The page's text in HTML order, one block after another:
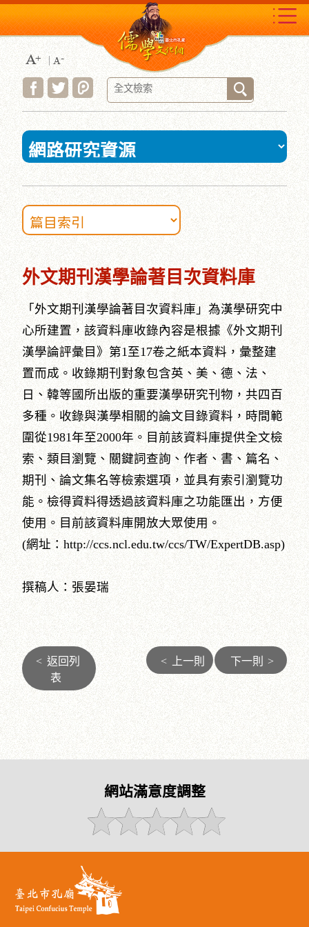
到
主
要
內
容
區
塊
:::
外文期刊漢學論著目次資料庫
「外文期刊漢學論著目次資料庫」為漢學研究中
心所建置，該資料庫收錄內容是根據《外文期刊
漢學論評彙目》第1至17卷之紙本資料，彙整建
置而成。收錄期刊對象包含英、美、德、法、
日、韓等國所出版的重要漢學研究刊物，共四百
多種。收錄與漢學相關的論文目錄資料，時間範
圍從1981年至2000年。目前該資料庫提供全文檢
索、類目瀏覽、關鍵詞查詢、作者、書、篇名、
期刊、論文集名等檢索選項，並具有索引瀏覽功
能。檢得資料得透過該資料庫之功能匯出，方便
使用。目前該資料庫開放大眾使用。
(網址：http://ccs.ncl.edu.tw/ccs/TW/ExpertDB.asp)
撰稿人：張晏瑞
< 返回列
表
< 上一則 下一則 >
網站滿意度調整